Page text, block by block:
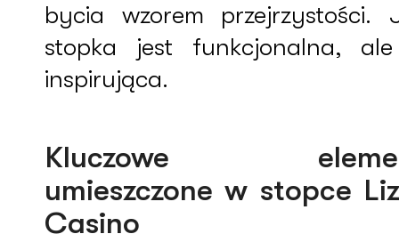
bycia wzorem przejrzystości.
stopka jest funkcjonalna,
inspirująca.
Kluczowe
umieszczone w stopce
Casino